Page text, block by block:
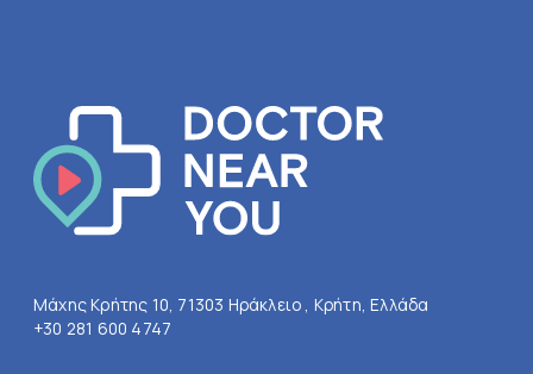
Μάχης Κρήτης 10, 71303 Ηράκλειο , Κρήτη, Ελλάδα
+30 281 600 4747